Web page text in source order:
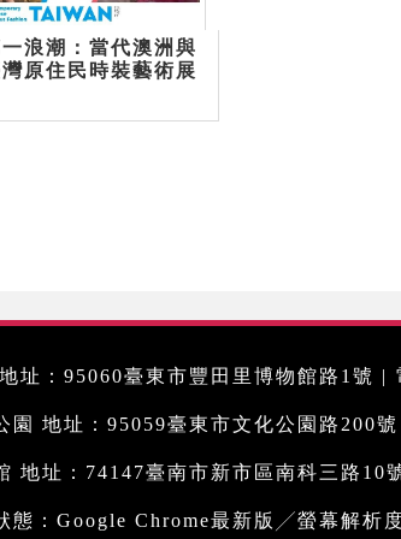
浪潮：當代澳洲與
原住民時裝藝術展
址：95060臺東市豐田里博物館路1號 |
園 地址：95059臺東市文化公園路200
地址：74147臺南市新市區南科三路10
態：Google Chrome最新版╱螢幕解析